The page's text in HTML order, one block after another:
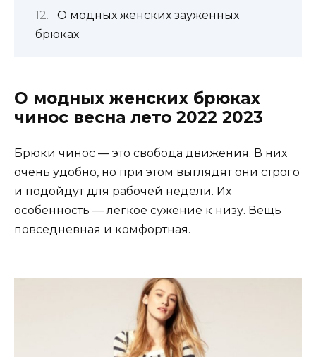
О модных женских зауженных
брюках
О модных женских брюках
чинос весна лето 2022 2023
Брюки чинос — это свобода движения. В них
очень удобно, но при этом выглядят они строго
и подойдут для рабочей недели. Их
особенность — легкое сужение к низу. Вещь
повседневная и комфортная.